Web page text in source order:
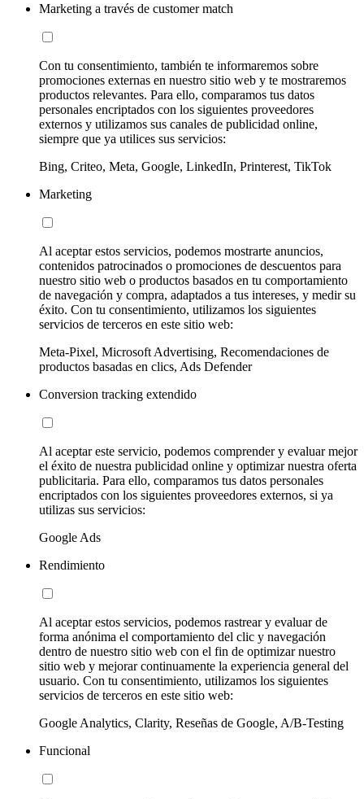
Marketing a través de customer match
Con tu consentimiento, también te informaremos sobre
promociones externas en nuestro sitio web y te mostraremos
productos relevantes. Para ello, comparamos tus datos
personales encriptados con los siguientes proveedores
externos y utilizamos sus canales de publicidad online,
siempre que ya utilices sus servicios:
Bing, Criteo, Meta, Google, LinkedIn, Printerest, TikTok
Marketing
Al aceptar estos servicios, podemos mostrarte anuncios,
contenidos patrocinados o promociones de descuentos para
nuestro sitio web o productos basados en tu comportamiento
de navegación y compra, adaptados a tus intereses, y medir su
éxito. Con tu consentimiento, utilizamos los siguientes
servicios de terceros en este sitio web:
Meta-Pixel, Microsoft Advertising, Recomendaciones de
productos basadas en clics, Ads Defender
Conversion tracking extendido
Al aceptar este servicio, podemos comprender y evaluar mejor
el éxito de nuestra publicidad online y optimizar nuestra oferta
publicitaria. Para ello, comparamos tus datos personales
encriptados con los siguientes proveedores externos, si ya
utilizas sus servicios:
Google Ads
Rendimiento
Al aceptar estos servicios, podemos rastrear y evaluar de
forma anónima el comportamiento del clic y navegación
dentro de nuestro sitio web con el fin de optimizar nuestro
sitio web y mejorar continuamente la experiencia general del
usuario. Con tu consentimiento, utilizamos los siguientes
servicios de terceros en este sitio web:
Google Analytics, Clarity, Reseñas de Google, A/B-Testing
Funcional